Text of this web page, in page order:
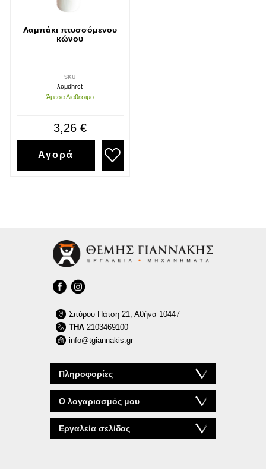
Λαμπάκι πτυσσόμενου
κώνου
SKU
λαμdhrct
Άμεσα Διαθέσιμο
3,26 €
Αγορά
Πληροφορίες
Ο λογαριασμός μου
Εργαλεία σελίδας
Σπύρου Πάτση 21, Αθήνα 10447
ΤΗΛ2103469100
info@tgiannakis.gr